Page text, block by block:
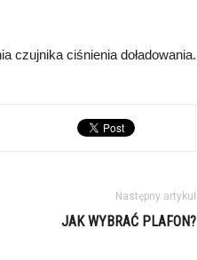
czujnika ciśnienia doładowania.
Następny artykuł
JAK WYBRAĆ PLAFON?